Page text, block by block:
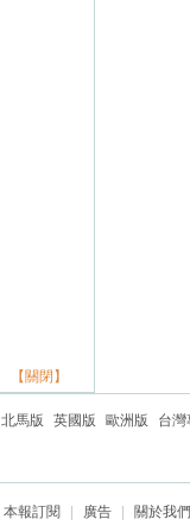
【關閉】
北馬版 英國版 歐洲版 台灣
本報訂閱 廣告 關於我們